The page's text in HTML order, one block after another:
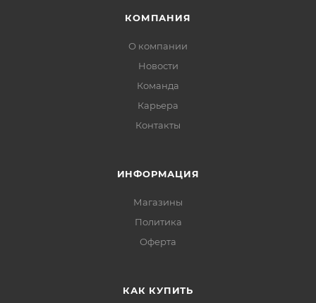
КОМПАНИЯ
О компании
Новости
Команда
Карьера
Контакты
ИНФОРМАЦИЯ
Магазины
Политика
Офертa
КАК КУПИТЬ